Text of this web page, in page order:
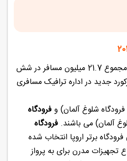
با اداره در مجموع 21.7 میلیون مسافر در شش
2018 ، یک رکورد جدید در اداره ترافیک مسافری
فرودگاه شلوغ آلمان) وفرودگاه
آلمان) می باشند. فرودگاه
برتر اروپا انتخاب شده
تجهیزات مدرن برای به پرواز